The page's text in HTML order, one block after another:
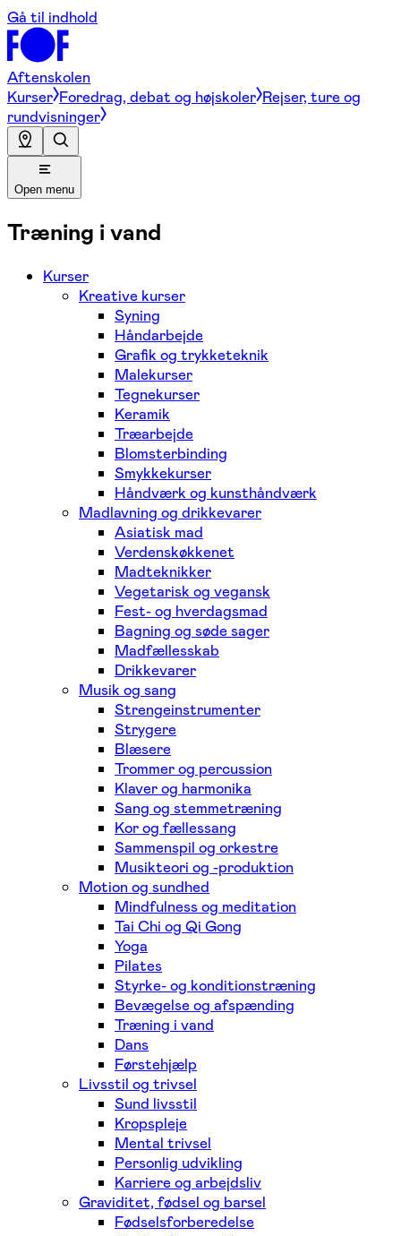
Gå til indhold
Aftenskolen
Kurser Foredrag, debat og højskoler Rejser, ture og
rundvisninger
Open menu
Træning i vand
Kurser
Kreative kurser
Syning
Håndarbejde
Grafik og trykketeknik
Malekurser
Tegnekurser
Keramik
Træarbejde
Blomsterbinding
Smykkekurser
Håndværk og kunsthåndværk
Madlavning og drikkevarer
Asiatisk mad
Verdenskøkkenet
Madteknikker
Vegetarisk og vegansk
Fest- og hverdagsmad
Bagning og søde sager
Madfællesskab
Drikkevarer
Musik og sang
Strengeinstrumenter
Strygere
Blæsere
Trommer og percussion
Klaver og harmonika
Sang og stemmetræning
Kor og fællessang
Sammenspil og orkestre
Musikteori og -produktion
Motion og sundhed
Mindfulness og meditation
Tai Chi og Qi Gong
Yoga
Pilates
Styrke- og konditionstræning
Bevægelse og afspænding
Træning i vand
Dans
Førstehjælp
Livsstil og trivsel
Sund livsstil
Kropspleje
Mental trivsel
Personlig udvikling
Karriere og arbejdsliv
Graviditet, fødsel og barsel
Fødselsforberedelse